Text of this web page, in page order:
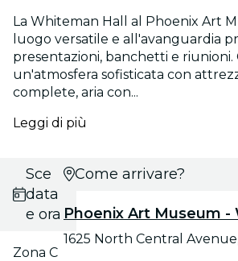
La Whiteman Hall al Phoenix Art
luogo versatile e all'avanguardia
presentazioni, banchetti e riunioni.
un'atmosfera sofisticata con
complete, aria con...
Leggi di più
Scegli
data
e ora
Zona C
Come arrivare?
Phoenix Art Museum -
1625 North Central